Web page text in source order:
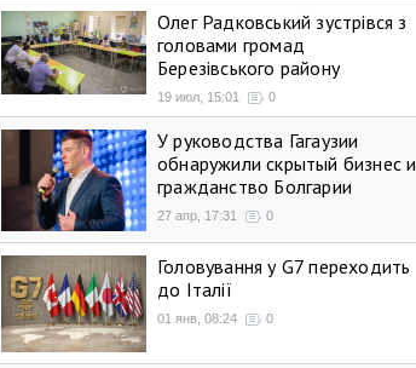
Олег Радковський зустрівся з
головами громад
Березівського району
19 июл, 15:01 0
У руководства Гагаузии
обнаружили скрытый бизнес и
гражданство Болгарии
27 апр, 17:31 0
Головування у G7 переходить
до Італії
01 янв, 08:24 0